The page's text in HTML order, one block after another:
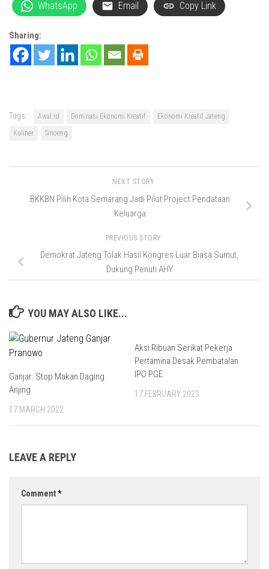
WhatsApp Email Copy Link
Sharing:
Tags: Awal.id Dominasi Ekonomi Kreatif
Ekonomi Kreatif Jateng
Kuliner
Sinoeng
NEXT STORY
BKKBN Pilih Kota Semarang Jadi Pilot Project Pendataan
Keluarga
PREVIOUS STORY
Demokrat Jateng Tolak Hasil Kongres Luar Biasa Sumut,
Dukung Penuh AHY
YOU MAY ALSO LIKE...
Ganjar: Stop Makan Daging
Anjing
17 MARCH 2022
Aksi Ribuan Serikat Pekerja
Pertamina Desak Pembatalan
IPO PGE
17 FEBRUARY 2023
LEAVE A REPLY
Comment*